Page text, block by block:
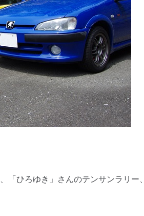
「ひろゆき」さんのテンサンラリー、